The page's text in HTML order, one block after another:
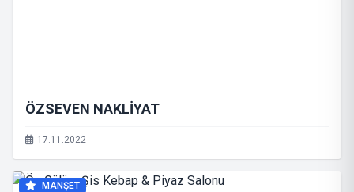
ÖZSEVEN NAKLİYAT
17.11.2022
MANŞET